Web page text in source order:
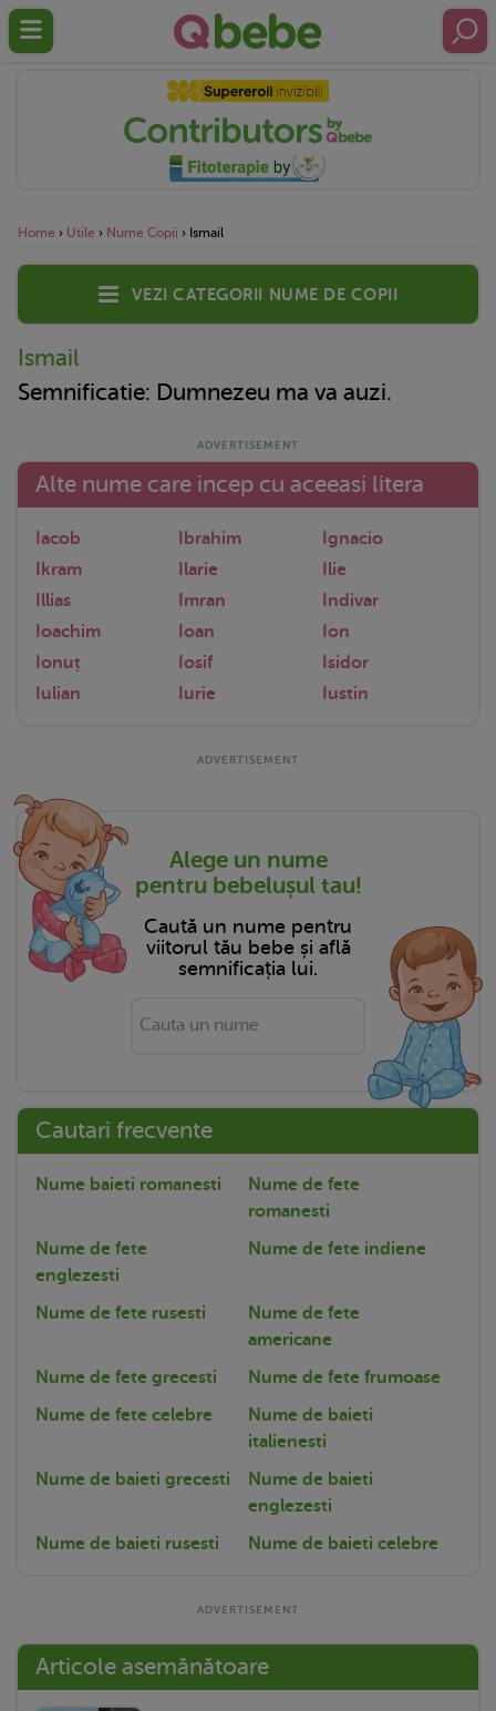
Home › Utile › Nume Copii › Ismail
Vezi categorii nume de copii
Ismail
Semnificatie: Dumnezeu ma va auzi.
Alte nume care incep cu aceeasi litera
Iacob Ibrahim
Ignacio
Ikram
Ilarie
Ilie
Illias
Imran
Indivar
Ioachim
Ioan
Ion
Ionuț
Iosif
Isidor
Iulian
Iurie Iustin
Alege un nume
pentru bebelușul tau!
Caută un nume pentru
viitorul tău bebe și află
semnificația lui.
Cautari frecvente
Nume baieti romanesti
Nume de fete
romanesti
Nume de fete
englezesti
Nume de fete indiene
Nume de fete rusesti
Nume de fete
americane
Nume de fete grecesti
Nume de fete frumoase
Nume de fete celebre
Nume de baieti
italienesti
Nume de baieti grecesti
Nume de baieti
englezesti
Nume de baieti rusesti
Nume de baieti celebre
Articole asemănătoare